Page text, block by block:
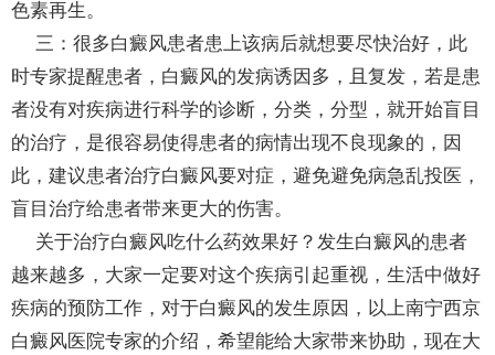
色素再生。
三：很多白癜风患者患上该病后就想要尽快治好，此
时专家提醒患者，白癜风的发病诱因多，且复发，若是患
者没有对疾病进行科学的诊断，分类，分型，就开始盲目
的治疗，是很容易使得患者的病情出现不良现象的，因
此，建议患者治疗白癜风要对症，避免避免病急乱投医，
盲目治疗给患者带来更大的伤害。
关于治疗白癜风吃什么药效果好？发生白癜风的患者
越来越多，大家一定要对这个疾病引起重视，生活中做好
疾病的预防工作，对于白癜风的发生原因，以上南宁西京
白癜风医院专家的介绍，希望能给大家带来协助，现在大